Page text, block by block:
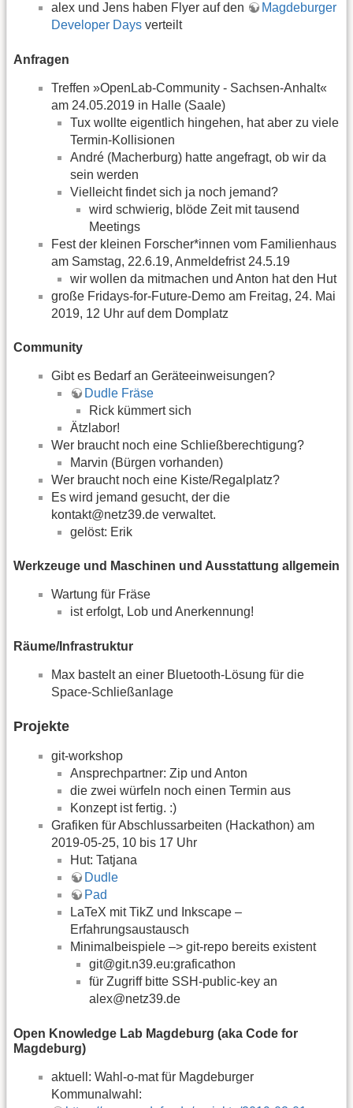
alex und Jens haben Flyer auf den
Magdeburger
Developer Days verteilt
Anfragen
Treffen »OpenLab-Community - Sachsen-Anhalt«
am 24.05.2019 in Halle (Saale)
Tux wollte eigentlich hingehen, hat aber zu viele
Termin-Kollisionen
André (Macherburg) hatte angefragt, ob wir da
sein werden
Vielleicht findet sich ja noch jemand?
wird schwierig, blöde Zeit mit tausend
Meetings
Fest der kleinen Forscher*innen vom Familienhaus
am Samstag, 22.6.19, Anmeldefrist 24.5.19
wir wollen da mitmachen und Anton hat den Hut
große Fridays-for-Future-Demo am Freitag, 24. Mai
2019, 12 Uhr auf dem Domplatz
Community
Gibt es Bedarf an Geräteeinweisungen?
Dudle Fräse
Rick kümmert sich
Ätzlabor!
Wer braucht noch eine Schließberechtigung?
Marvin (Bürgen vorhanden)
Wer braucht noch eine Kiste/Regalplatz?
Es wird jemand gesucht, der die
kontakt@netz39.de verwaltet.
gelöst: Erik
Werkzeuge und Maschinen und Ausstattung allgemein
Wartung für Fräse
ist erfolgt, Lob und Anerkennung!
Räume/Infrastruktur
Max bastelt an einer Bluetooth-Lösung für die
Space-Schließanlage
Projekte
git-workshop
Ansprechpartner: Zip und Anton
die zwei würfeln noch einen Termin aus
Konzept ist fertig. :)
Grafiken für Abschlussarbeiten (Hackathon) am
2019-05-25, 10 bis 17 Uhr
Hut: Tatjana
Dudle
Pad
LaTeX mit TikZ und Inkscape –
Erfahrungsaustausch
Minimalbeispiele –> git-repo bereits existent
git@git.n39.eu:graficathon
für Zugriff bitte SSH-public-key an
alex@netz39.de
Open Knowledge Lab Magdeburg (aka Code for
Magdeburg)
aktuell: Wahl-o-mat für Magdeburger
Kommunalwahl: